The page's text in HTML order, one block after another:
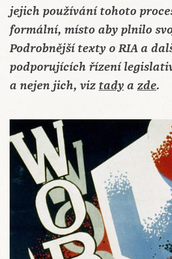
jejich používání tohoto
formální, místo aby plnilo
Podrobnější texty o RIA a
podporujících řízení
a nejen jich, viz tady a zde.